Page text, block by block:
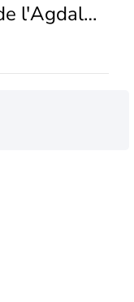
l'Agdal
ⵏ ⵓⴳⴷⴰⵍ